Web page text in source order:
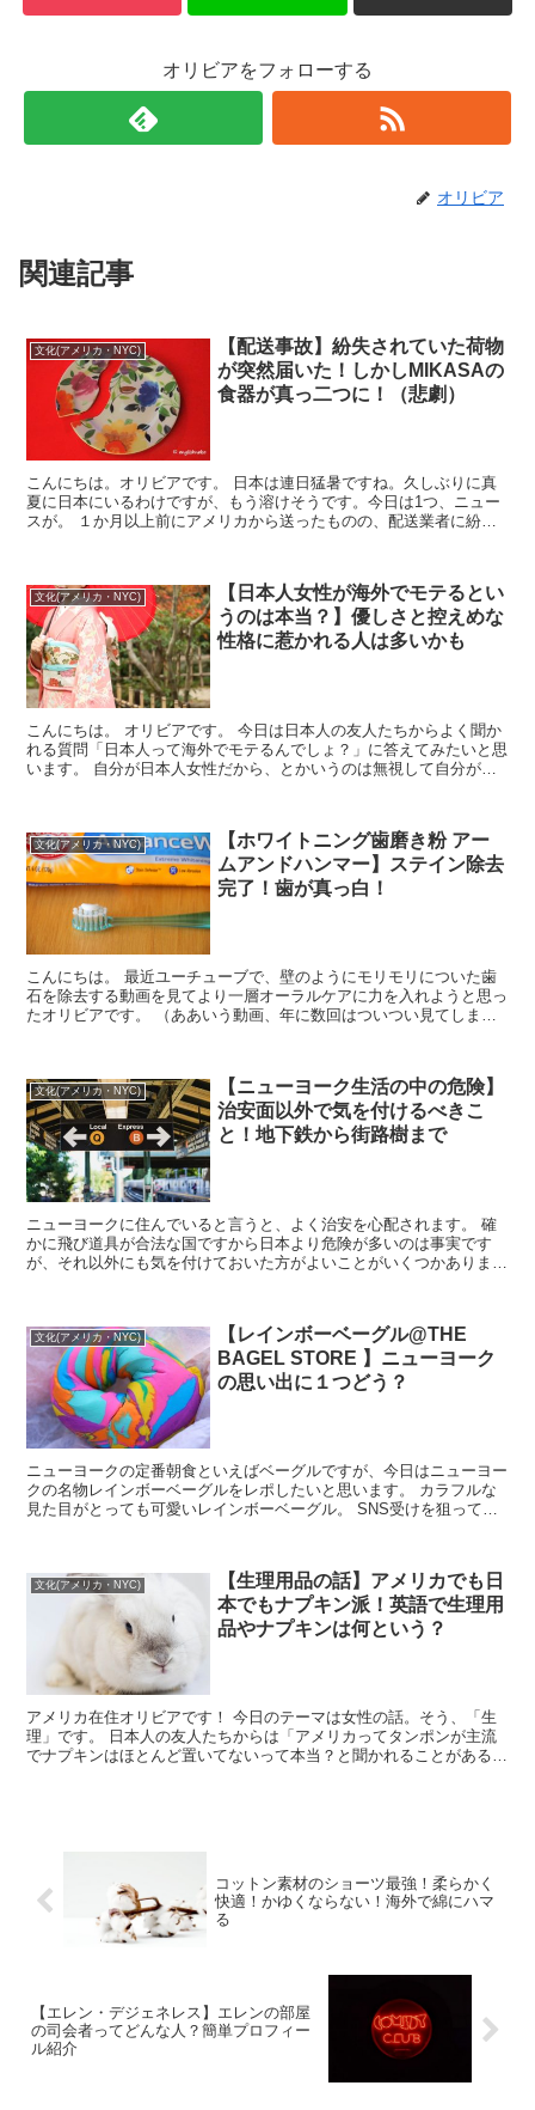
オリビアをフォローする
オリビア
関連記事
文化(アメリカ・NYC)
【配送事故】紛失されていた荷物
が突然届いた！しかしMIKASAの
食器が真っ二つに！（悲劇）
こんにちは。オリビアです。 日本は連日猛暑ですね。久しぶりに真
夏に日本にいるわけですが、もう溶けそうです。今日は1つ、ニュー
スが。 １か月以上前にアメリカから送ったものの、配送業者に紛失
文化(アメリカ・NYC)
【日本人女性が海外でモテるとい
うのは本当？】優しさと控えめな
性格に惹かれる人は多いかも
こんにちは。 オリビアです。 今日は日本人の友人たちからよく聞か
れる質問「日本人って海外でモテるんでしょ？」に答えてみたいと思
います。 自分が日本人女性だから、とかいうのは無視して自分が感
文化(アメリカ・NYC)
【ホワイトニング歯磨き粉 アー
ムアンドハンマー】ステイン除去
完了！歯が真っ白！
こんにちは。 最近ユーチューブで、壁のようにモリモリについた歯
石を除去する動画を見てより一層オーラルケアに力を入れようと思っ
たオリビアです。 （ああいう動画、年に数回はついつい見てしまう
文化(アメリカ・NYC)
【ニューヨーク生活の中の危険】
治安面以外で気を付けるべきこ
と！地下鉄から街路樹まで
ニューヨークに住んでいると言うと、よく治安を心配されます。 確
かに飛び道具が合法な国ですから日本より危険が多いのは事実です
が、それ以外にも気を付けておいた方がよいことがいくつかありま
文化(アメリカ・NYC)
【レインボーベーグル@THE
BAGEL STORE 】ニューヨーク
の思い出に１つどう？
ニューヨークの定番朝食といえばベーグルですが、今日はニューヨー
クの名物レインボーベーグルをレポしたいと思います。 カラフルな
見た目がとっても可愛いレインボーベーグル。 SNS受けを狙って毎
文化(アメリカ・NYC)
【生理用品の話】アメリカでも日
本でもナプキン派！英語で生理用
品やナプキンは何という？
アメリカ在住オリビアです！ 今日のテーマは女性の話。そう、「生
理」です。 日本人の友人たちからは「アメリカってタンポンが主流
でナプキンはほとんど置いてないって本当？と聞かれることがあるの
コットン素材のショーツ最強！柔らかく
快適！かゆくならない！海外で綿にハマ
る
【エレン・デジェネレス】エレンの部屋
の司会者ってどんな人？簡単プロフィー
ル紹介